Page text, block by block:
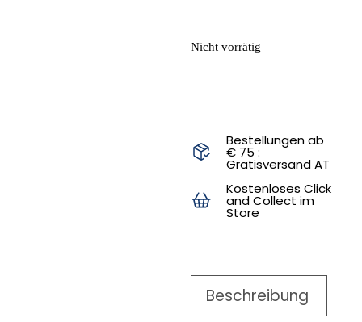
Nicht vorrätig
Bestellungen ab
€ 75 :
Gratisversand AT
Kostenloses Click
and Collect im
Store
Beschreibung